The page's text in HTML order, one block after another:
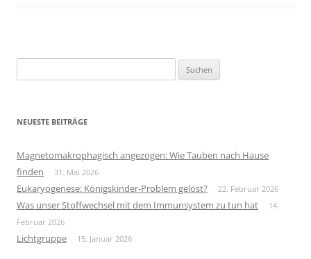
nach:
NEUESTE BEITRÄGE
Magnetomakrophagisch angezogen: Wie Tauben nach Hause
finden
31. Mai 2026
Eukaryogenese: Königskinder-Problem gelöst? 22. Februar 2026
Was unser Stoffwechsel mit dem Immunsystem zu tun hat
14.
Februar 2026
Lichtgruppe 15. Januar 2026